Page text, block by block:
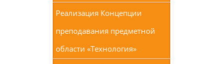
Реализация Концепции
преподавания предметной
области «Технология»